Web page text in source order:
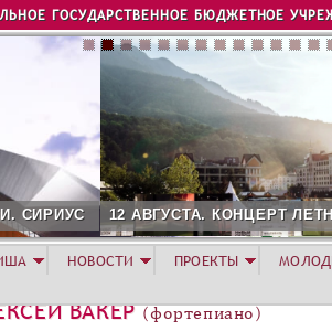
Jump to
ГОСУДАРСТВЕННОЕ БЮДЖЕТНОЕ
12 АВГУСТА. КОНЦЕРТ ЛЕТНЕЙ
ВАКЕР(фортепиано)
НОВОСТИ ПРОЕКТЫ